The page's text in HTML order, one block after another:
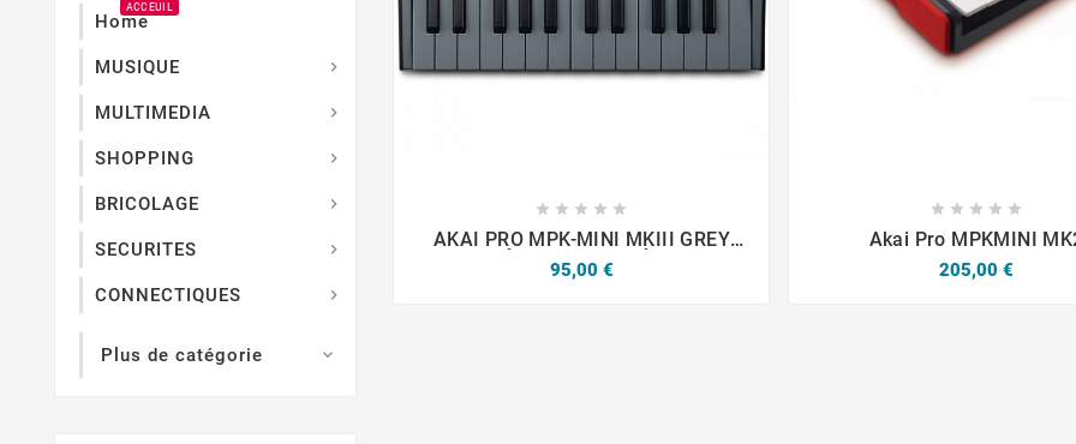
Home
ACCEUIL
MUSIQUE 
MULTIMEDIA 
SHOPPING 
BRICOLAGE 
SECURITES 
CONNECTIQUES 
Plus de catégorie 
 
    
AKAI PRO MPK-MINI MKIII GREY
ÉDITION LIMITÉE
Prix
95,00 €
 
    
Akai Pro MPKMINI
Prix
205,00 €